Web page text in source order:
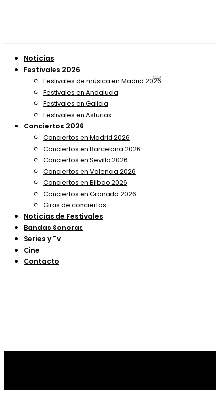
Noticias
Festivales 2026
Festivales de música en Madrid 2026
Festivales en Andalucia
Festivales en Galicia
Festivales en Asturias
Conciertos 2026
Conciertos en Madrid 2026
Conciertos en Barcelona 2026
Conciertos en Sevilla 2026
Conciertos en Valencia 2026
Conciertos en Bilbao 2026
Conciertos en Granada 2026
Giras de conciertos
Noticias de Festivales
Bandas Sonoras
Series y Tv
Cine
Contacto